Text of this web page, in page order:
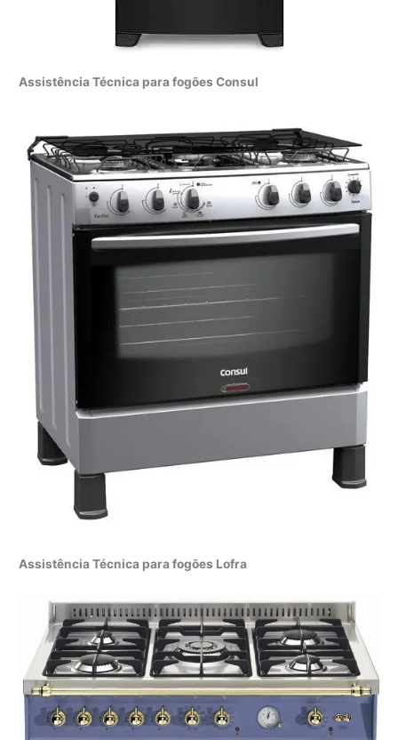
Assistência Técnica para fogões Consul
Assistência Técnica para fogões Lofra